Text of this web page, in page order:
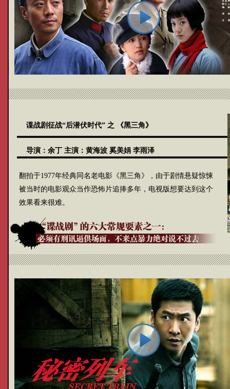
谍战剧征战“后潜伏时代” 之 《黑三角》
导演： 余丁 主演： 黄海波 奚美娟 李雨泽
翻拍于1977年经典同名老电影《黑三角》，由于剧情悬疑惊悚
被当时的电影观众当作恐怖片追捧多年，电视版想要达到这个
效果看来很难。